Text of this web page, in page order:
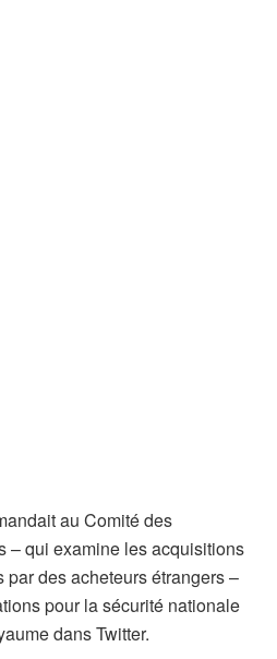
au Comité des
– qui examine les acquisitions
par des acheteurs étrangers –
pour la sécurité nationale
dans Twitter.